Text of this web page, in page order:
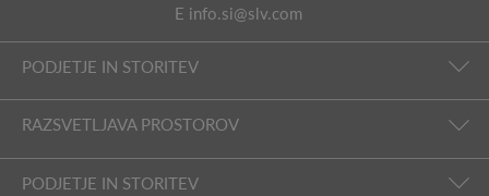
E info.si@slv.com
PODJETJE IN STORITEV
RAZSVETLJAVA PROSTOROV
PODJETJE IN STORITEV